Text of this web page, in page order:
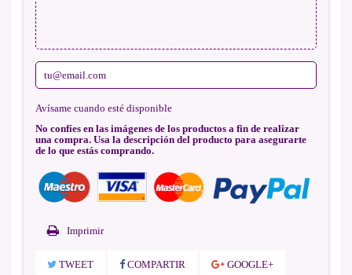
Avísame cuando esté disponible
No confíes en las imágenes de los productos a fin de realizar
una compra. Usa la descripción del producto para asegurarte
de lo que estás comprando.
Imprimir
TWEET COMPARTIR GOOGLE+